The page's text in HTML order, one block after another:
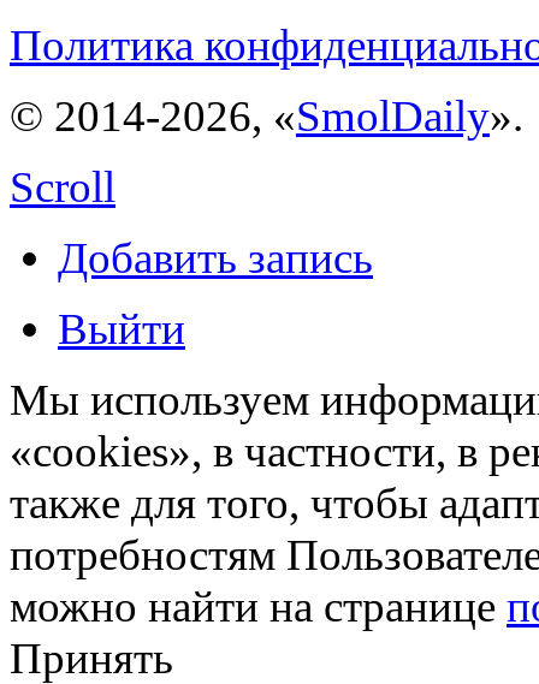
Политика
© 2014-2026, «SmolDaily».
Scroll
Добавить запись
Выйти
Мы используем
«cookies», в частности, в
также для того, чтобы
потребностям
можно найти на странице
Принять